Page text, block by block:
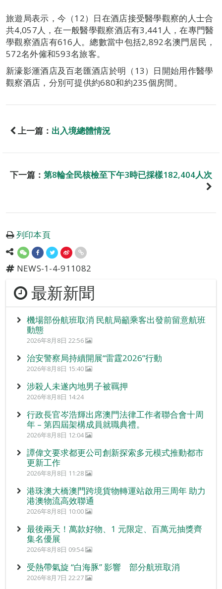
旅遊局表示，今（12）日在酒店接受醫學觀察的人士合
共4,057人，在一般醫學觀察酒店有3,441人，在專門醫
學觀察酒店有616人。總數當中包括2,892名澳門居民，
572名外僱和593名旅客。
新濠影滙酒店及百老匯酒店於明（13）日開始用作醫學
觀察酒店，分別可提供約680和約235個房間。
上一篇： 出入境總體情況
下一篇： 第8輪全民核檢至下午3時已採樣182,404人次
列印本頁
NEWS-1-4-911082
最新新聞
機場部份航班取消 民航局籲乘客出發前留意航班
動態
2026年8月8日 22:56
治安警察局持續開展“雷霆2026”行動
2026年8月8日 15:40
涉殺人未遂內地男子被羈押
2026年8月8日 14:24
行政長官岑浩輝出席澳門法律工作者聯合會十周
年 – 第四屆架構成員就職典禮。
2026年8月8日 12:04
譚偉文要求都更公司創新探索多元模式推動都市
更新工作
2026年8月8日 11:28
港珠澳大橋澳門跨境貨物轉運站啟用三周年 助力
港澳物流高效聯通
2026年8月8日 10:00
最後兩天！萬款好物、1 元限定、百萬元抽獎齊
集名優展
2026年8月8日 09:54
受熱帶氣旋 “白海豚” 影響 部分航班取消
2026年8月7日 22:27